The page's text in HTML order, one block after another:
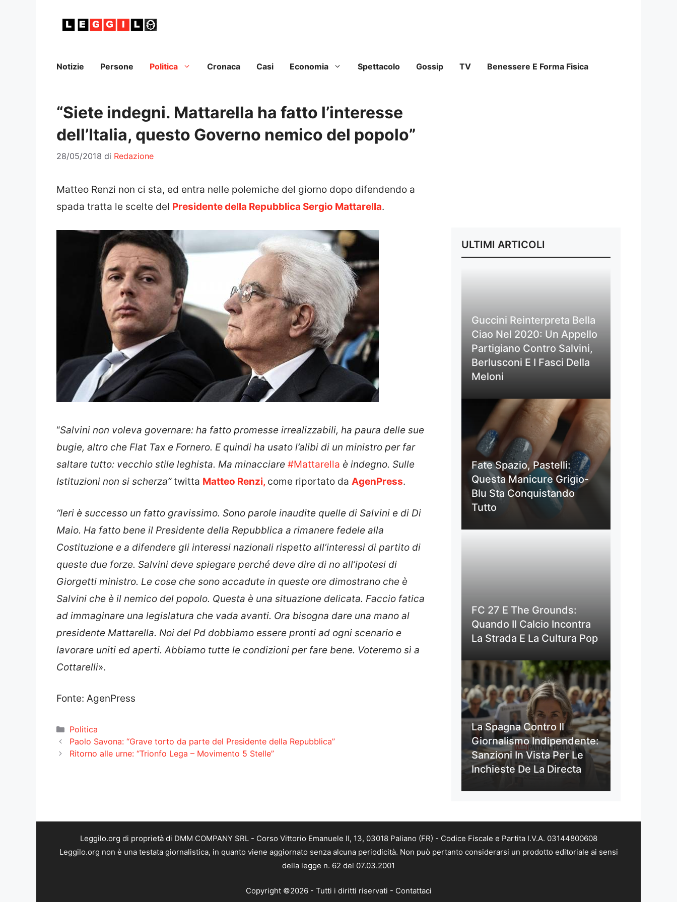
Notizie Persone Politica Cronaca Casi Economia Spettacolo Gossip TV Benessere E Forma Fisica
“Siete indegni. Mattarella ha fatto l’interesse
dell’Italia, questo Governo nemico del popolo”
28/05/2018 di Redazione
Matteo Renzi non ci sta, ed entra nelle polemiche del giorno dopo difendendo a
spada tratta le scelte del Presidente della Repubblica Sergio Mattarella.
“Salvini non voleva governare: ha fatto promesse irrealizzabili, ha paura delle sue
bugie, altro che Flat Tax e Fornero. E quindi ha usato l’alibi di un ministro per far
saltare tutto: vecchio stile leghista. Ma minacciare #Mattarella è indegno. Sulle
Istituzioni non si scherza”twitta Matteo Renzi, come riportato da AgenPress.
“Ieri è successo un fatto gravissimo. Sono parole inaudite quelle di Salvini e di Di
Maio. Ha fatto bene il Presidente della Repubblica a rimanere fedele alla
Costituzione e a difendere gli interessi nazionali rispetto all’interessi di partito di
queste due forze. Salvini deve spiegare perché deve dire di no all’ipotesi di
Giorgetti ministro. Le cose che sono accadute in queste ore dimostrano che è
Salvini che è il nemico del popolo. Questa è una situazione delicata. Faccio fatica
ad immaginare una legislatura che vada avanti. Ora bisogna dare una mano al
presidente Mattarella. Noi del Pd dobbiamo essere pronti ad ogni scenario e
lavorare uniti ed aperti. Abbiamo tutte le condizioni per fare bene. Voteremo sì a
Cottarelli».
Fonte: AgenPress
Categorie
Politica
Paolo Savona: “Grave torto da parte del Presidente della Repubblica”
Ritorno alle urne: “Trionfo Lega – Movimento 5 Stelle”
ULTIMI ARTICOLI
Guccini Reinterpreta Bella
Ciao Nel 2020: Un Appello
Partigiano Contro Salvini,
Berlusconi E I Fasci Della
Meloni
Fate Spazio, Pastelli:
Questa Manicure Grigio-
Blu Sta Conquistando
Tutto
FC 27 E The Grounds:
Quando Il Calcio Incontra
La Strada E La Cultura Pop
La Spagna Contro Il
Giornalismo Indipendente:
Sanzioni In Vista Per Le
Inchieste De La Directa
Leggilo.org di proprietà di DMM COMPANY SRL - Corso Vittorio Emanuele II, 13, 03018 Paliano (FR) - Codice Fiscale e Partita I.V.A. 03144800608
Leggilo.org non è una testata giornalistica, in quanto viene aggiornato senza alcuna periodicità. Non può pertanto considerarsi un prodotto editoriale ai sensi
della legge n. 62 del 07.03.2001
Copyright ©2026 - Tutti i diritti riservati - Contattaci